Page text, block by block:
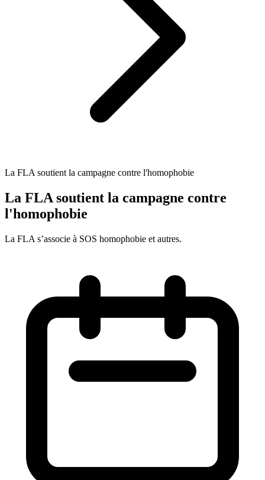
La FLA soutient la campagne contre l'homophobie
La FLA soutient la campagne contre
l'homophobie
La FLA s’associe à SOS homophobie et autres.